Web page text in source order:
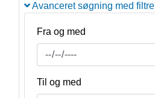
Avanceret søgning med filtre
Fra og med
Til og med